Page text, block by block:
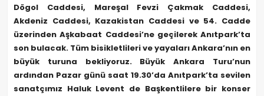
Dögol Caddesi, Mareşal Fevzi Çakmak Caddesi,
Akdeniz Caddesi, Kazakistan Caddesi ve 54. Cadde
üzerinden Aşkabaat Caddesi’ne geçilerek Anıtpark’ta
son bulacak. Tüm bisikletlileri ve yayaları Ankara’nın en
büyük turuna bekliyoruz. Büyük Ankara Turu’nun
ardından Pazar günü saat 19.30’da Anıtpark’ta sevilen
sanatçımız Haluk Levent de Başkentlilere bir konser